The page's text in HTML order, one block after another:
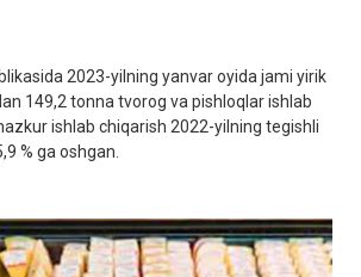
2023-yilning yanvar oyida jami yirik
149,2 tonna tvorog va pishloqlar ishlab
ishlab chiqarish 2022-yilning tegishli
% ga oshgan.